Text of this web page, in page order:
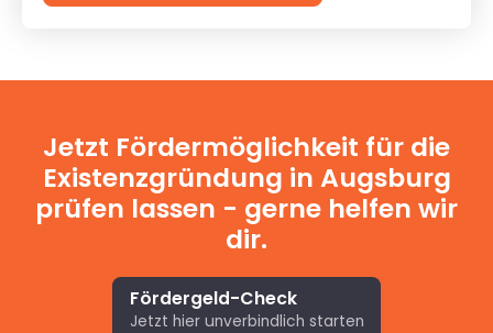
Jetzt Fördermöglichkeit für die
Existenzgründung in Augsburg
prüfen lassen - gerne helfen wir
dir.
Fördergeld-Check
Jetzt hier unverbindlich starten